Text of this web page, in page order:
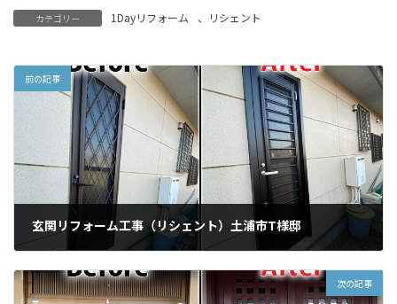
カテゴリー 1Dayリフォーム 、 リシェント
前の記事
玄関リフォーム工事（リシェント）土浦市T様邸
2020年11月25日
次の記事